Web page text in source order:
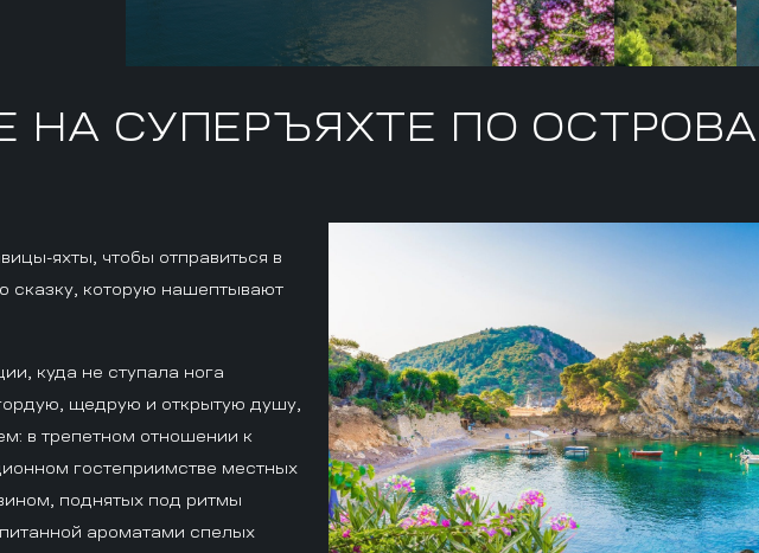
НА СУПЕРЪЯХТЕ ПО
яхты, чтобы отправиться в
сказку, которую нашептывают
куда не ступала нога
щедрую и открытую душу,
в трепетном отношении к
гостеприимстве местных
поднятых под ритмы
ароматами спелых